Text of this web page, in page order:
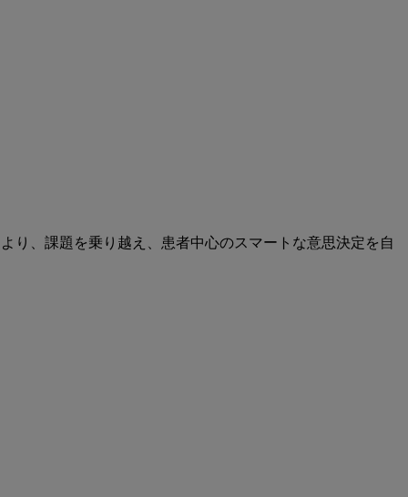
り、課題を乗り越え、患者中心のスマートな意思決定を自